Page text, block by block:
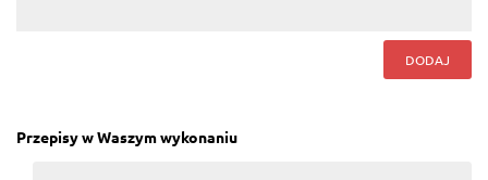
DODAJ
Przepisy w Waszym wykonaniu